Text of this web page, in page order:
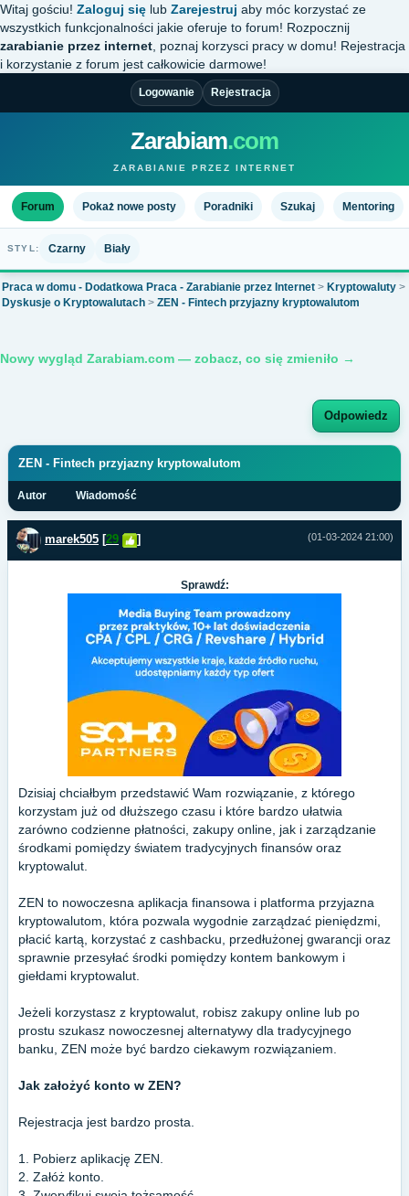
Witaj gościu! Zaloguj się lub Zarejestruj aby móc korzystać ze
wszystkich funkcjonalności jakie oferuje to forum! Rozpocznij
zarabianie przez internet , poznaj korzysci pracy w domu! Rejestracja
i korzystanie z forum jest całkowicie darmowe!
Logowanie Rejestracja
Zarabiam.com
ZARABIANIE PRZEZ INTERNET
Forum Pokaż nowe posty Poradniki Szukaj Mentoring
STYL: Czarny Biały
Praca w domu - Dodatkowa Praca - Zarabianie przez Internet > Kryptowaluty >
Dyskusje o Kryptowalutach > ZEN - Fintech przyjazny kryptowalutom
Nowy wygląd Zarabiam.com — zobacz, co się zmieniło →
Odpowiedz
ZEN - Fintech przyjazny kryptowalutom
Autor Wiadomość
(01-03-2024 21:00)
marek505 [29 ]
Sprawdź:
Dzisiaj chciałbym przedstawić Wam rozwiązanie, z którego
korzystam już od dłuższego czasu i które bardzo ułatwia
zarówno codzienne płatności, zakupy online, jak i zarządzanie
środkami pomiędzy światem tradycyjnych finansów oraz
kryptowalut.
ZEN to nowoczesna aplikacja finansowa i platforma przyjazna
kryptowalutom, która pozwala wygodnie zarządzać pieniędzmi,
płacić kartą, korzystać z cashbacku, przedłużonej gwarancji oraz
sprawnie przesyłać środki pomiędzy kontem bankowym i
giełdami kryptowalut.
Jeżeli korzystasz z kryptowalut, robisz zakupy online lub po
prostu szukasz nowoczesnej alternatywy dla tradycyjnego
banku, ZEN może być bardzo ciekawym rozwiązaniem.
Jak założyć konto w ZEN?
Rejestracja jest bardzo prosta.
1. Pobierz aplikację ZEN.
2. Załóż konto.